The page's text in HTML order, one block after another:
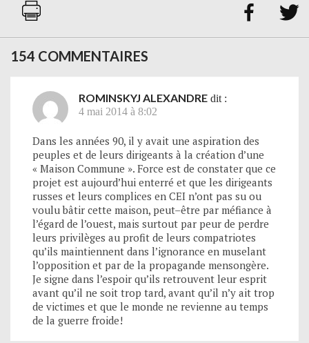
 
154 COMMENTAIRES
ROMINSKYJ ALEXANDRE dit :
4 mai 2014 à 8:02
Dans les années 90, il y avait une aspiration des
peuples et de leurs dirigeants à la création d’une
« Maison Commune ». Force est de constater que ce
projet est aujourd’hui enterré et que les dirigeants
russes et leurs complices en CEI n’ont pas su ou
voulu bâtir cette maison, peut–être par méfiance à
l’égard de l’ouest, mais surtout par peur de perdre
leurs privilèges au profit de leurs compatriotes
qu’ils maintiennent dans l’ignorance en muselant
l’opposition et par de la propagande mensongère.
Je signe dans l’espoir qu’ils retrouvent leur esprit
avant qu’il ne soit trop tard, avant qu’il n’y ait trop
de victimes et que le monde ne revienne au temps
de la guerre froide!